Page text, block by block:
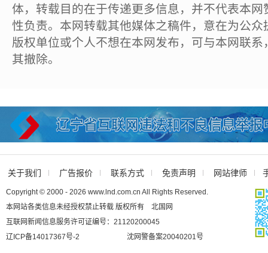
体，转载目的在于传递更多信息，并不代表本
性负责。本网转载其他媒体之稿件，意在为公
版权单位或个人不想在本网发布，可与本网联
其撤除。
关于我们 广告报价 联系方式 免责声明 网站律师
Copyright © 2000 - 2026 www.lnd.com.cn All Rights Reserved.
本网站各类信息未经授权禁止转载 版权所有 北国网
互联网新闻信息服务许可证编号：21120200045
辽ICP备14017367号-2
沈网警备案20040201号